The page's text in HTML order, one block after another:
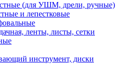
(для УШМ, дрели, ручные)
и лепестковые
ленты, листы, сетки
инструмент, диски